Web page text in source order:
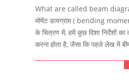
06-
02
What are called beam
मोमेंट डायग्राम ( bending
के चित्रण में, हमें कुछ दिशा निर्देशों
करना होता है, जैसा कि पहले लेख में